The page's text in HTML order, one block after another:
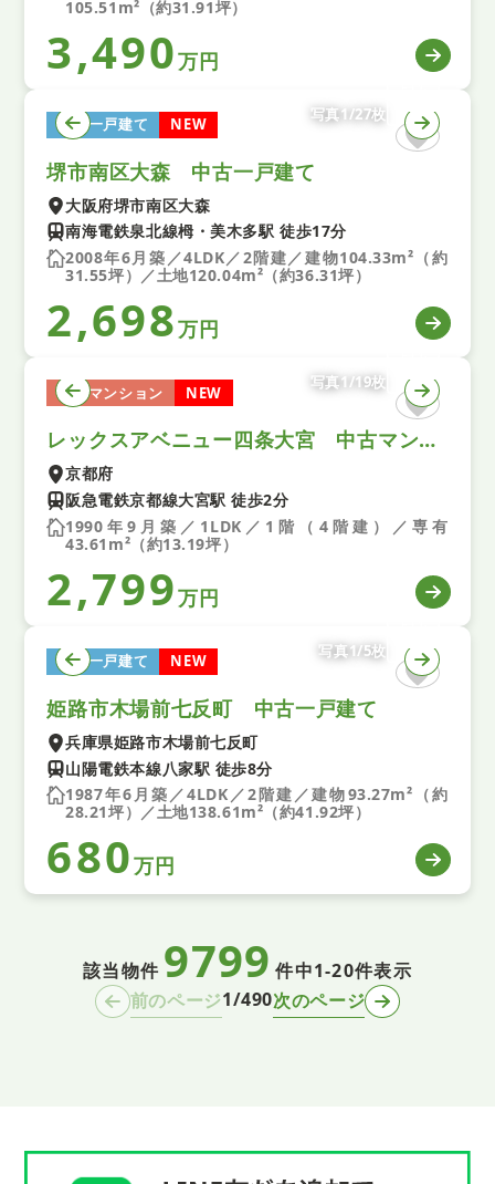
105.51m²（約31.91坪）
3,490万円
中古一戸建て NEW
写真1/27枚
堺市南区大森 中古一戸建て
大阪府堺市南区大森
南海電鉄泉北線栂・美木多駅 徒歩17分
2008年6月築／4LDK／2階建／建物104.33m²（約
31.55坪）／土地120.04m²（約36.31坪）
2,698万円
中古マンション NEW
写真1/19枚
レックスアベニュー四条大宮 中古マンション
京都府
阪急電鉄京都線大宮駅 徒歩2分
1990年9月築／1LDK／1階（4階建）／専有
43.61m²（約13.19坪）
2,799万円
中古一戸建て NEW
写真1/5枚
姫路市木場前七反町 中古一戸建て
兵庫県姫路市木場前七反町
山陽電鉄本線八家駅 徒歩8分
1987年6月築／4LDK／2階建／建物93.27m²（約
28.21坪）／土地138.61m²（約41.92坪）
680万円
該当物件 9799 件中1-20件表示
前のページ1/490次のページ